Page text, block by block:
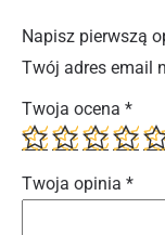
Napisz pierwszą
Twój adres email
Twoja ocena *
Twoja opinia *